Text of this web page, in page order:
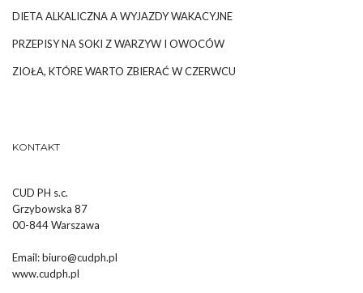
DIETA ALKALICZNA A WYJAZDY WAKACYJNE
PRZEPISY NA SOKI Z WARZYW I OWOCÓW
ZIOŁA, KTÓRE WARTO ZBIERAĆ W CZERWCU
KONTAKT
CUD PH s.c.
Grzybowska 87
00-844 Warszawa
Email:biuro@cudph.pl
www.cudph.pl